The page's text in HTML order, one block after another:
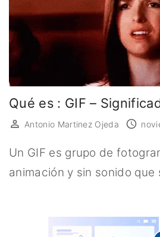
Qué es : GIF –
Antonio Martinez Ojeda
Un GIF es grupo de
animación y sin sonido